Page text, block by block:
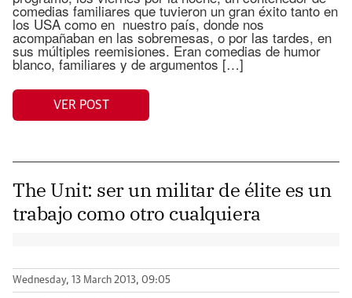
comedias familiares que tuvieron un gran éxito tanto en
los USA como en nuestro país, donde nos
acompañaban en las sobremesas, o por las tardes, en
sus múltiples reemisiones. Eran comedias de humor
blanco, familiares y de argumentos […]
VER POST
The Unit: ser un militar de élite es un
trabajo como otro cualquiera
Wednesday, 13 March 2013, 09:05